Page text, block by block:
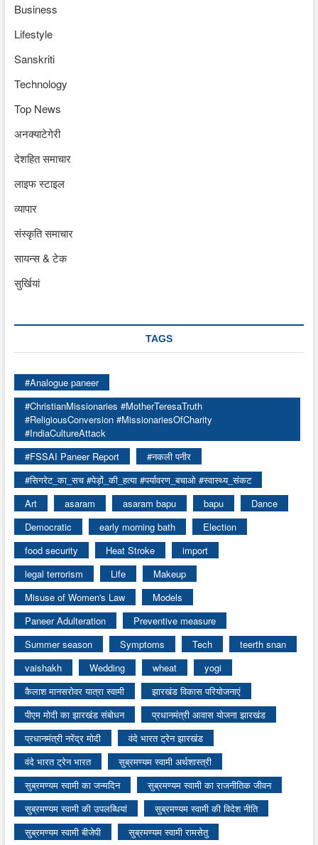
Business
Lifestyle
Sanskriti
Technology
Top News
अनक्याटेगेरी
देशहित समाचार
लाइफ स्टाइल
व्यापार
संस्कृति समाचार
सायन्स & टेक
सुर्खियां
TAGS
#Analogue paneer
#ChristianMissionaries #MotherTeresaTruth
#ReligiousConversion #MissionariesOfCharity
#IndiaCultureAttack
#FSSAI Paneer Report
#नकली पनीर
#सिगरेट_का_सच #पेड़ों_की_हत्या #पर्यावरण_बचाओ #स्वास्थ्य_संकट
Art
asaram asaram bapu bapu
Dance
Democratic
early morning bath
Election
food security
Heat Stroke
import
legal terrorism
Life
Makeup
Misuse of Women's Law
Models
Paneer Adulteration
Preventive measure
Summer season
Symptoms Tech
teerth snan
vaishakh
Wedding wheat
yogi
कैलाश मानसरोवर यात्रा स्वामी
झारखंड विकास परियोजनाएं
पीएम मोदी का झारखंड संबोधन
प्रधानमंत्री आवास योजना झारखंड
प्रधानमंत्री नरेंद्र मोदी
वंदे भारत ट्रेन झारखंड
वंदे भारत ट्रेन भारत
सुब्रमण्यम स्वामी अर्थशास्त्री
सुब्रमण्यम स्वामी का जन्मदिन
सुब्रमण्यम स्वामी का राजनीतिक जीवन
सुब्रमण्यम स्वामी की उपलब्धियां
सुब्रमण्यम स्वामी की विदेश नीति
सुब्रमण्यम स्वामी बीजेपी
सुब्रमण्यम स्वामी रामसेतु